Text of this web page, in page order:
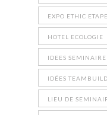
EXPO ETHIC
HOTEL ECOLOGIE
IDEES SEMINAIRE
IDÉES
LIEU DE